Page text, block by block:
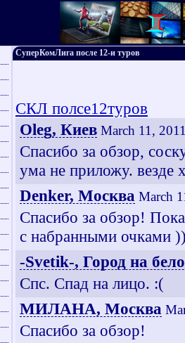
СуперКомЛига после 12-и туров
СКЛ полсе12туров
Oleg, Киев March 11,
Спасибо за обзор,
ума не приложу. везде
Denker, Москва March
Спасибо за обзор!
с набранными очками
-Svetik-, Город на
Спс. Спад на лицо. :(
МИЛАНА, Москва
Спасибо за обзор!